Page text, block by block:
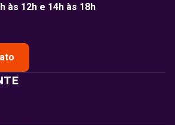
às 12h e 14h às 18h